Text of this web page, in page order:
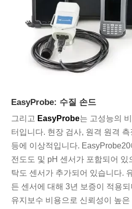
EasyProbe: 수질 손드
그리고 EasyProbe는 고성능의
터입니다. 현장 검사, 원격 원격
등에 이상적입니다.
전도도 및 pH 센서가 포함되어
탁도 센서가 추가되어 있습니다.
든 센서에 대해 3년 보증이 적용
유지보수 비용으로 신뢰성이 높은